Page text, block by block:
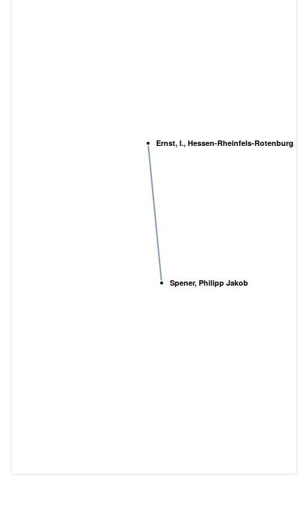
Ernst, I., Hessen-Rheinfels-Rotenburg,
Spener, Philipp Jakob